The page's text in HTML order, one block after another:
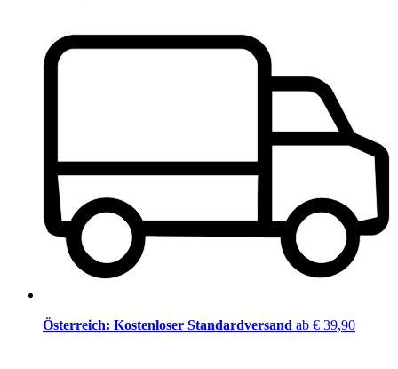
Österreich: Kostenloser Standardversand ab € 39,90